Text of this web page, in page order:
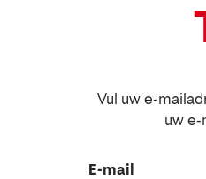
Vul uw e-
uw e-
E-mail